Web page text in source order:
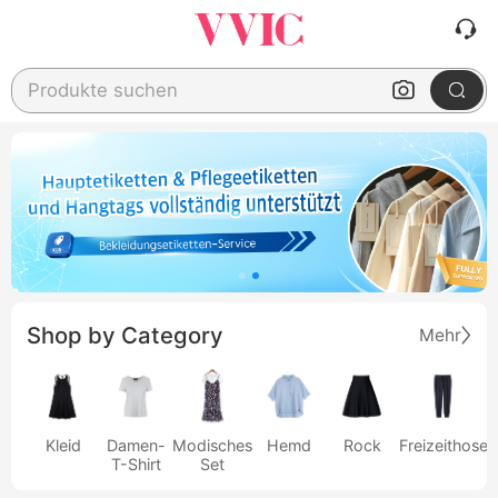
Produkte suchen
Shop by Category Mehr
Kleid
Damen-
T-Shirt
Modisches
Set
Hemd Rock Freizeithose